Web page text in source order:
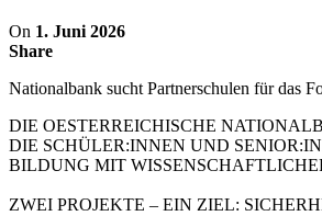
On 1. Juni 2026
Share
Nationalbank sucht Partnerschulen für das
DIE OESTERREICHISCHE
DIE SCHÜLER:INNEN UND
BILDUNG MIT
ZWEI PROJEKTE – EIN ZIEL: